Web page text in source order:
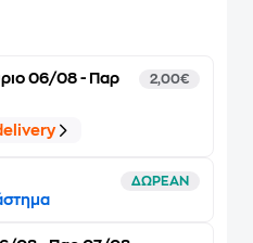
06/08 - Παρ
2,00€
ΔΩΡΕΑΝ